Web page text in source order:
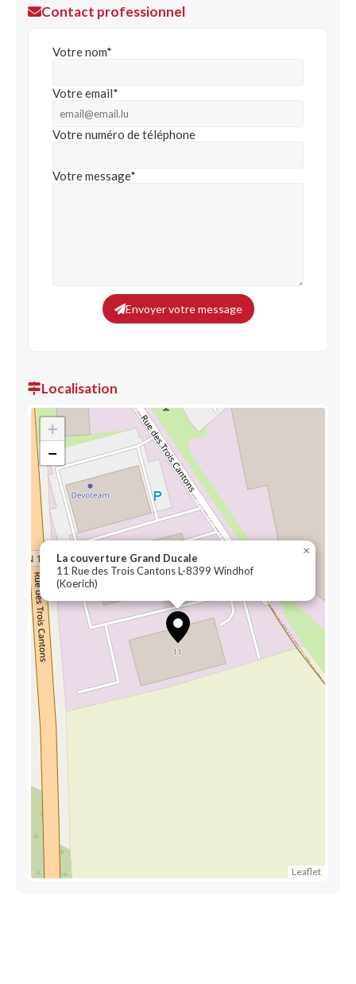
Contact professionnel
Votre nom*
Votre email*
Votre numéro de téléphone
Votre message*
Envoyer votre message
Localisation
La couverture Grand Ducale
11 Rue des Trois Cantons L-8399 Windhof
(Koerich)
×
+
−
Leaflet